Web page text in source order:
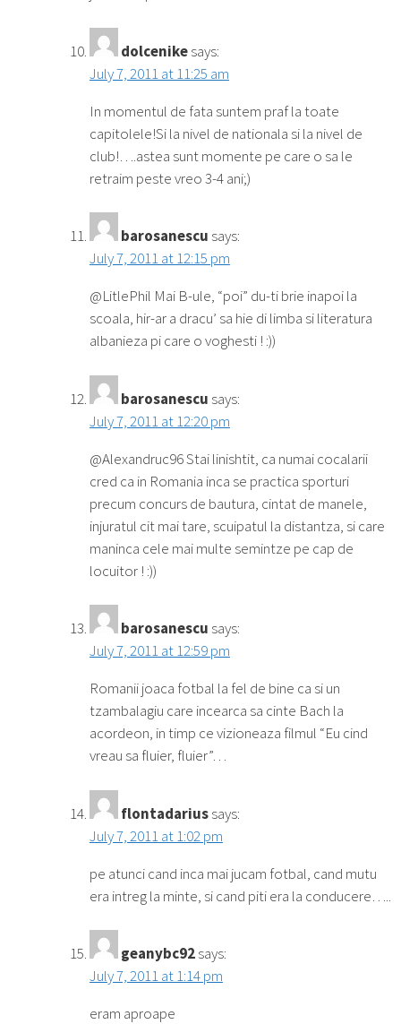
dolcenikesays:
July 7, 2011 at 11:25 am
In momentul de fata suntem praf la toate
capitolele!Si la nivel de nationala si la nivel de
club!….astea sunt momente pe care o sa le
retraim peste vreo 3-4 ani;)
barosanescu says:
July 7, 2011 at 12:15 pm
@LitlePhil Mai B-ule, “poi” du-ti brie inapoi la
scoala, hir-ar a dracu’ sa hie di limba si literatura
albanieza pi care o voghesti ! :))
barosanescu says:
July 7, 2011 at 12:20 pm
@Alexandruc96 Stai linishtit, ca numai cocalarii
cred ca in Romania inca se practica sporturi
precum concurs de bautura, cintat de manele,
injuratul cit mai tare, scuipatul la distantza, si care
maninca cele mai multe semintze pe cap de
locuitor ! :))
barosanescu says:
July 7, 2011 at 12:59 pm
Romanii joaca fotbal la fel de bine ca si un
tzambalagiu care incearca sa cinte Bach la
acordeon, in timp ce vizioneaza filmul “Eu cind
vreau sa fluier, fluier”…
flontadariussays:
July 7, 2011 at 1:02 pm
pe atunci cand inca mai jucam fotbal, cand mutu
era intreg la minte, si cand piti era la conducere…..
geanybc92says:
July 7, 2011 at 1:14 pm
eram aproape